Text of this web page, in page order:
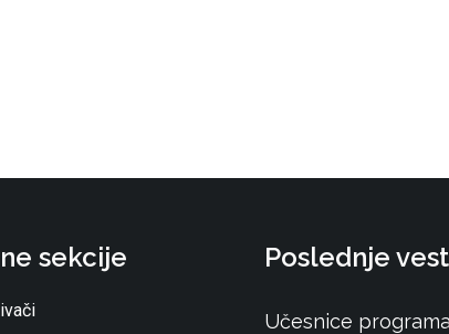
sekcije Poslednje
Učesnice programa